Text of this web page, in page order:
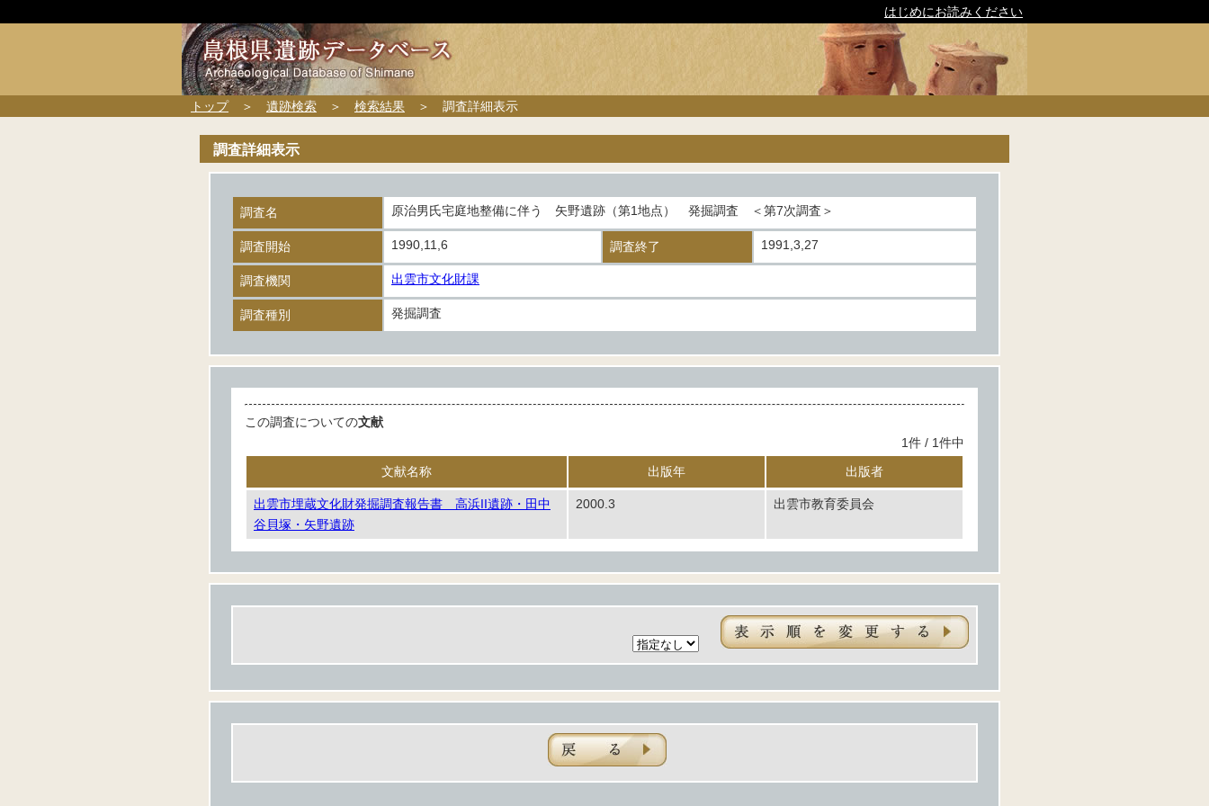
はじめにお読みください
トップ＞ 遺跡検索 ＞ 検索結果 ＞ 調査詳細表示
調査詳細表示
調査名 原治男氏宅庭地整備に伴う 矢野遺跡（第1地点） 発掘調査 ＜第7次調査＞
調査開始 1990,11,6 調査終了 1991,3,27
調査機関 出雲市文化財課
調査種別 発掘調査
この調査についての文献
1件 / 1件中
文献名称
出版年 出版者
出雲市埋蔵文化財発掘調査報告書 高浜II遺跡・田中
谷貝塚・矢野遺跡
2000.3 出雲市教育委員会